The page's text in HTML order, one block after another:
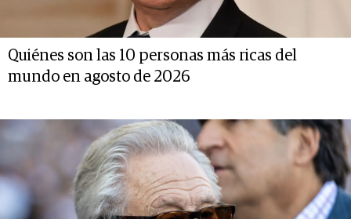
Quiénes son las 10 personas más ricas del
mundo en agosto de 2026